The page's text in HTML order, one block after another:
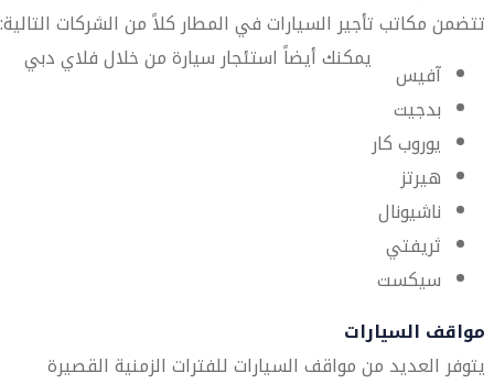
تتضمن مكاتب تأجير السيارات في المطار كلاً من الشركات التالية:
آفيس
بدجيت
يوروب كار
هيرتز
ناشيونال
ثريفتي
سيكست
يمكنك أيضاً استئجار سيارة من خلال فلاي دبي
مواقف السيارات
يتوفر العديد من مواقف السيارات للفترات الزمنية القصيرة